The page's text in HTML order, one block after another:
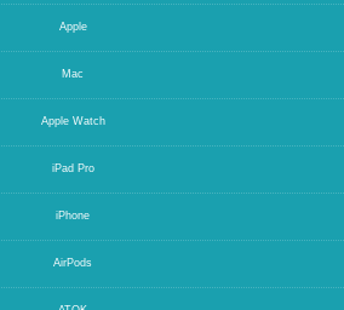
Apple
Mac
Apple Watch
iPad Pro
iPhone
AirPods